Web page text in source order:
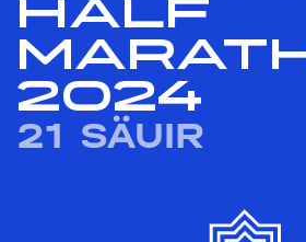
HALF
2024
21 SÄUIR